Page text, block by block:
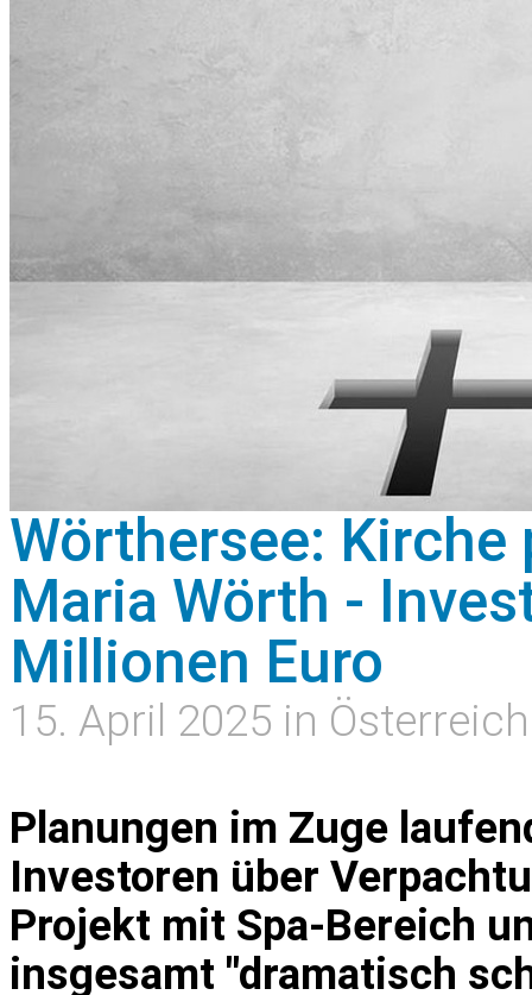
Wörthersee:
Maria Wörth -
Millionen Euro
15. April 2025 in Österreich
Planungen im Zuge
Investoren über
Projekt mit Spa-Bereich
insgesamt "dramatisch